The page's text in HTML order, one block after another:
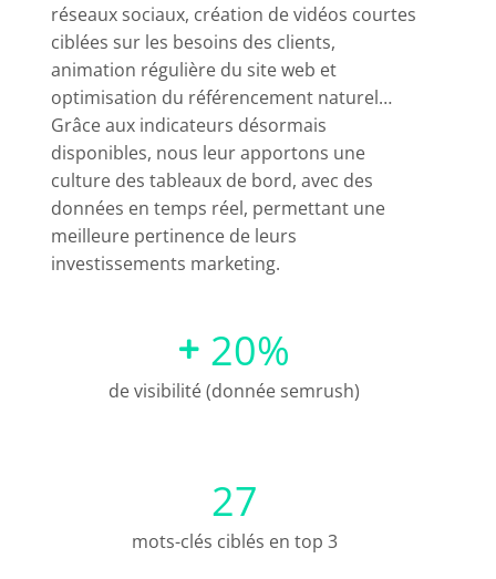
réseaux sociaux, création de vidéos courtes
ciblées sur les besoins des clients,
animation régulière du site web et
optimisation du référencement naturel…
Grâce aux indicateurs désormais
disponibles, nous leur apportons une
culture des tableaux de bord, avec des
données en temps réel, permettant une
meilleure pertinence de leurs
investissements marketing.
20%
de visibilité (donnée semrush)
27
mots-clés ciblés en top 3